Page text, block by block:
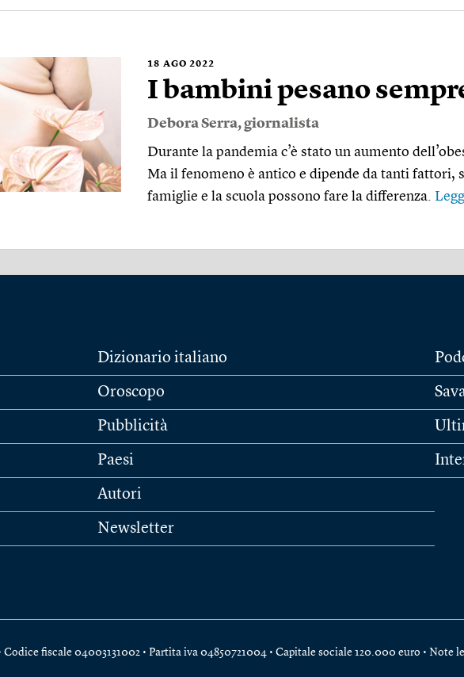
18 AGO 2022
I bambini pesano
Debora Serra, giornalista
Durante la pandemia c’è stato un aumento
Ma il fenomeno è antico e dipende da tanti fattori,
famiglie e la scuola possono fare la differenza.
Dizionario italiano
Oroscopo
Pubblicità
Paesi
Autori
Newsletter
fiscale 04003131002 • Partita iva 04850721004 • Capitale sociale 120.000 euro • Note